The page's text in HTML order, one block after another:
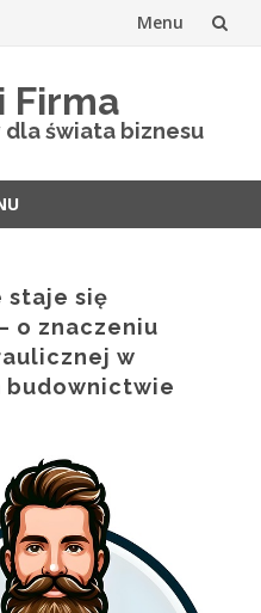
Menu
Firma
dla świata biznesu
staje się
o znaczeniu
w
budownictwie